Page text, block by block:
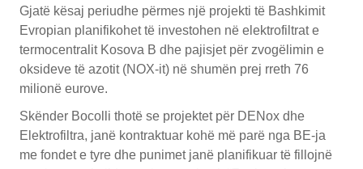
Gjatë kësaj periudhe përmes një projekti të Bashkimit
Evropian planifikohet të investohen në elektrofiltrat e
termocentralit Kosova B dhe pajisjet për zvogëlimin e
oksideve të azotit (NOX-it) në shumën prej rreth 76
milionë eurove.
Skënder Bocolli thotë se projektet për DENox dhe
Elektrofiltra, janë kontraktuar kohë më parë nga BE-ja
me fondet e tyre dhe punimet janë planifikuar të fillojnë